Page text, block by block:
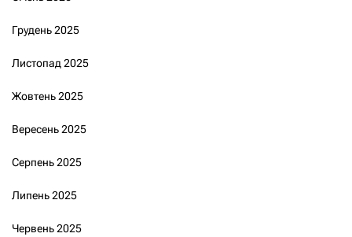
Грудень 2025
Листопад 2025
Жовтень 2025
Вересень 2025
Серпень 2025
Липень 2025
Червень 2025